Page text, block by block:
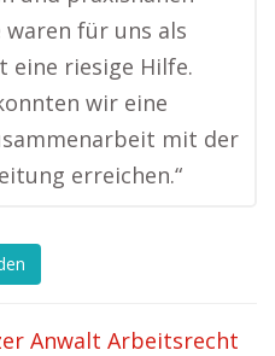
waren für uns als
eine riesige Hilfe.
wir eine
mit der
erreichen.“
Anwalt Arbeitsrecht